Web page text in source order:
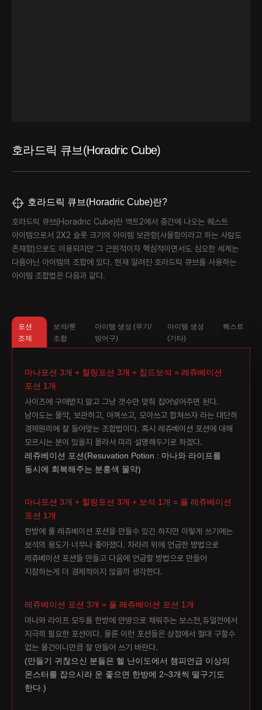
호라드릭 큐브(Horadric Cube)
호라드릭 큐브(Horadric Cube)란?
호라드릭 큐브(Horadric Cube)란 액트2에서 중간에 나오는 퀘스트
아이템으로서 2X2 슬롯 크기의 아이템 보관함(사물함이라고 하는 사람도
존재함)으로도 이용되지만 그 근원적이자 핵심적이면서도 심오한 세계는
다름아닌 아이템의 조합에 있다. 현재 알려진 호라드릭 큐브를 사용하는
아이템 조합법은 다음과 같다.
포션
조제
보석/룬
조합
아이템 생성 (무기/
방어구)
아이템 생성
(기타)
퀘스트
마나포션 3개 + 힐링포션 3개 + 칩드보석 = 레쥬베이션
포션 1개
사이즈에 구애받지 말고 그냥 갯수만 맞춰 집어넣어주면 된다.
남아도는 물약, 보관하고, 아껴쓰고, 모아쓰고 합쳐쓰자 라는 대단히
경제원리에 잘 들어맞는 조합법이다. 혹시 레쥬베이션 포션에 대해
모르시는 분이 있을지 몰라서 미리 설명해두기로 하겠다.
레쥬베이션 포션(Resuvation Potion : 마나와 라이프를
동시에 회복해주는 분홍색 물약)
마나포션 3개 + 힐링포션 3개 + 보석 1개 = 풀 레쥬베이션
포션 1개
한방에 풀 레쥬베이션 포션을 만들수 있긴 하지만 이렇게 쓰기에는
보석의 용도가 너무나 좋아졌다. 차라리 위에 언급한 방법으로
레쥬베이션 포션들 만들고 다음에 언급할 방법으로 만들어
지참하는게 더 경제적이지 않을까 생각한다.
레쥬베이션 포션 3개 = 풀 레쥬베이션 포션 1개
마나와 라이프 모두를 한방에 만땅으로 채워주는 보스전,듀얼전에서
지극히 필요한 포션이다. 물론 이런 포션들은 상점에서 절대 구할수
없는 물건이니만큼 잘 만들어 쓰기 바란다.
(만들기 귀찮으신 분들은 헬 난이도에서 챔피언급 이상의
몬스터를 잡으시라 운 좋으면 한방에 2~3개씩 떨구기도
한다.)